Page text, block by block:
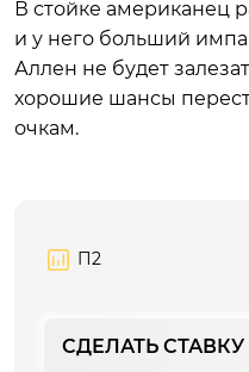
В стойке американец
и у него больший
Аллен не будет
хорошие шансы
очкам.
П2
СДЕЛАТЬ СТАВКУ